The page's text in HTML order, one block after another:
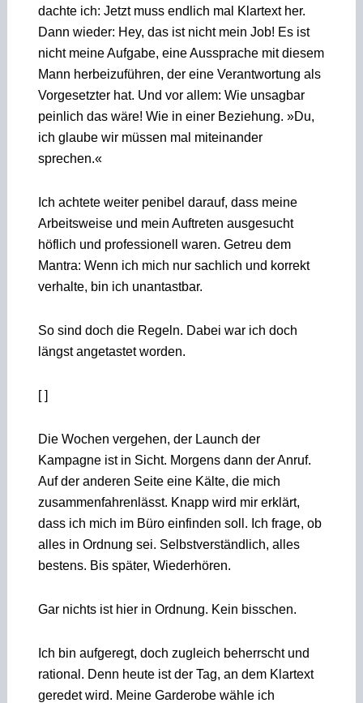
dachte ich: Jetzt muss endlich mal Klartext her.
Dann wieder: Hey, das ist nicht mein Job! Es ist
nicht meine Aufgabe, eine Aussprache mit diesem
Mann herbeizuführen, der eine Verantwortung als
Vorgesetzter hat. Und vor allem: Wie unsagbar
peinlich das wäre! Wie in einer Beziehung. »Du,
ich glaube wir müssen mal miteinander
sprechen.«
Ich achtete weiter penibel darauf, dass meine
Arbeitsweise und mein Auftreten ausgesucht
höflich und professionell waren. Getreu dem
Mantra: Wenn ich mich nur sachlich und korrekt
verhalte, bin ich unantastbar.
So sind doch die Regeln. Dabei war ich doch
längst angetastet worden.
[ ]
Die Wochen vergehen, der Launch der
Kampagne ist in Sicht. Morgens dann der Anruf.
Auf der anderen Seite eine Kälte, die mich
zusammenfahrenlässt. Knapp wird mir erklärt,
dass ich mich im Büro einfinden soll. Ich frage, ob
alles in Ordnung sei. Selbstverständlich, alles
bestens. Bis später, Wiederhören.
Gar nichts ist hier in Ordnung. Kein bisschen.
Ich bin aufgeregt, doch zugleich beherrscht und
rational. Denn heute ist der Tag, an dem Klartext
geredet wird. Meine Garderobe wähle ich